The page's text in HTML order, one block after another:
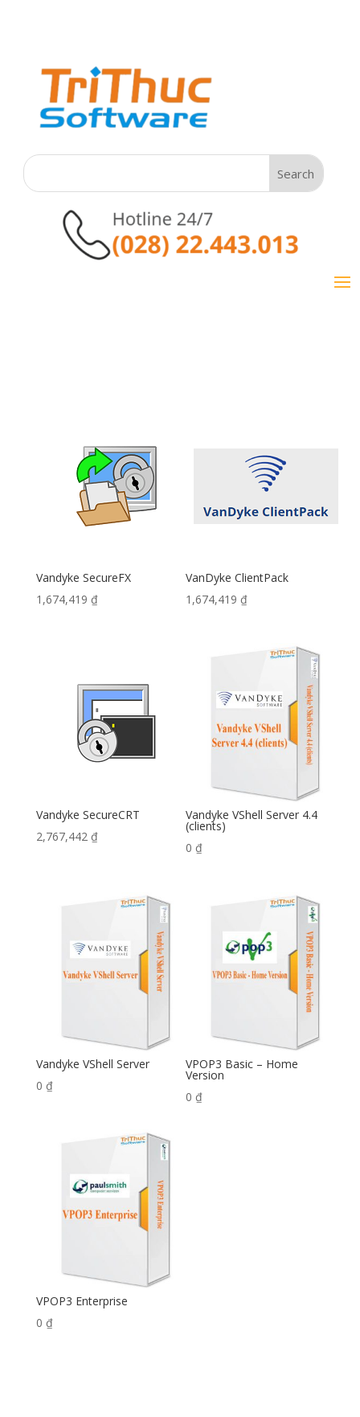
Vandyke SecureFX
1,674,419 ₫
VanDyke ClientPack
1,674,419₫
Vandyke SecureCRT
2,767,442 ₫
Vandyke VShell Server 4.4
(clients)
0₫
Vandyke VShell Server
0 ₫
VPOP3 Basic – Home
Version
0₫
VPOP3 Enterprise
0 ₫